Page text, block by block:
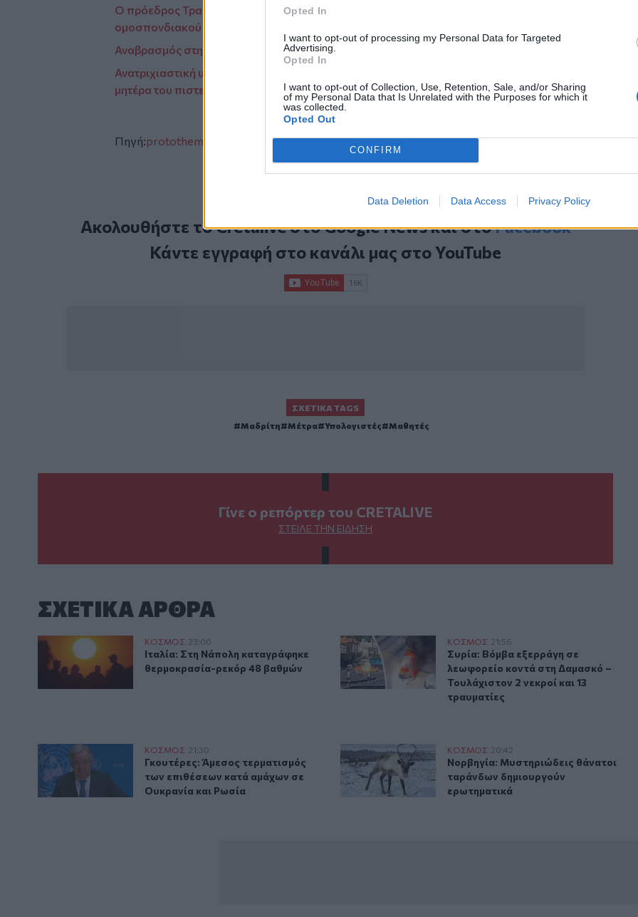
Opted In
I want to opt-out of processing my Personal Data for Targeted
Advertising.
Opted In
I want to opt-out of Collection, Use, Retention, Sale, and/or Sharing
of my Personal Data that Is Unrelated with the Purposes for which it
was collected.
Opted Out
CONFIRM
Data Deletion Data Access Privacy Policy
Ο πρόεδρος Τραμπ υπέγραψε εκτελεστικό διάταγμα για τη διάλυση του
ομοσπονδιακού υπουργείου Παιδείας
Αναβρασμός στην Τουρκία με μεγάλες διαδηλώσεις και επεισόδια
Ανατριχιαστική υπόθεση στο Λας Βέγκας: 26χρονος που βιάστηκε από τη
μητέρα του πιστεύει ότι ο αδερφός του είναι παιδί του
Πηγή:protothema.gr
Ακολουθήστε το Cretalive στοGoogle Newsκαι στοFacebook
Κάντε εγγραφή στο κανάλι μας στοYouTube
ΣΧΕΤΙΚΆ TAGS
Μαδρίτη
Μέτρα Υπολογιστές Μαθητές
Γίνε ο ρεπόρτερ του CRETALIVE
ΣΤΕΊΛΕ ΤΗΝ ΕΊΔΗΣΗ
ΣΧΕΤΙΚA AΡΘΡΑ
Ιταλία: Στη Νάπολη καταγράφηκε θερμοκρασία-ρεκόρ 48 βαθμών
ΚΟΣΜΟΣ 23:00
Ιταλία: Στη Νάπολη καταγράφηκε θερμοκρασία-ρεκόρ 48 βαθμών
Ιταλία: Στη Νάπολη καταγράφηκε
θερμοκρασία-ρεκόρ 48 βαθμών
Συρία: Βόμβα εξερράγη σε λεωφορείο κοντά στη
ΚΟΣΜΟΣ 21:56
Συρία: Βόμβα εξερράγη σε
Συρία: Βόμβα εξερράγη σε
λεωφορείο κοντά στη Δαμασκό –
Τουλάχιστον 2 νεκροί και 13
τραυματίες
Γκουτέρες: Άμεσος τερματισμός των επιθέσεων κατά αμάχων σε Ουκρανία και Ρωσία
ΚΟΣΜΟΣ 21:30
Γκουτέρες: Άμεσος τερματισμός των επιθέσεων κατά αμάχων σε Ουκρανία και Ρωσία
Γκουτέρες: Άμεσος τερματισμός
των επιθέσεων κατά αμάχων σε
Ουκρανία και Ρωσία
Νορβηγία: Μυστηριώδεις θάνατοι ταράνδων
ΚΟΣΜΟΣ 20:42
Νορβηγία: Μυστηριώδεις θάνατοι
Νορβηγία: Μυστηριώδεις θάνατοι
ταράνδων δημιουργούν
ερωτηματικά